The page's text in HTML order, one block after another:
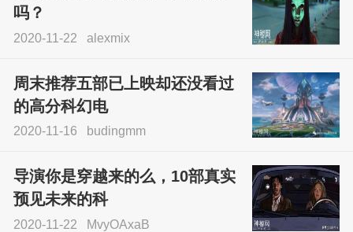
吗？
2020-11-22 alexmix
周末推荐五部已上映却还没看过
的高分科幻电
2020-11-16 budingmm
导演你是穿越来的么，10部真实
预见未来的科
2020-11-22 MvyOAxaB